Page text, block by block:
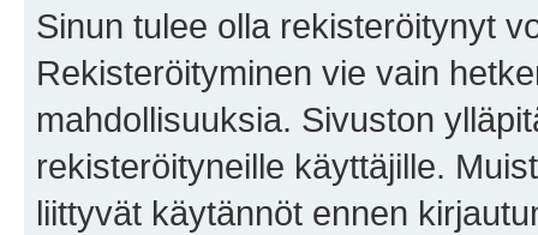
Sinun tulee olla rekisteröitynyt
Rekisteröityminen vie vain
mahdollisuuksia. Sivuston
rekisteröityneille käyttäjille.
liittyvät käytännöt ennen